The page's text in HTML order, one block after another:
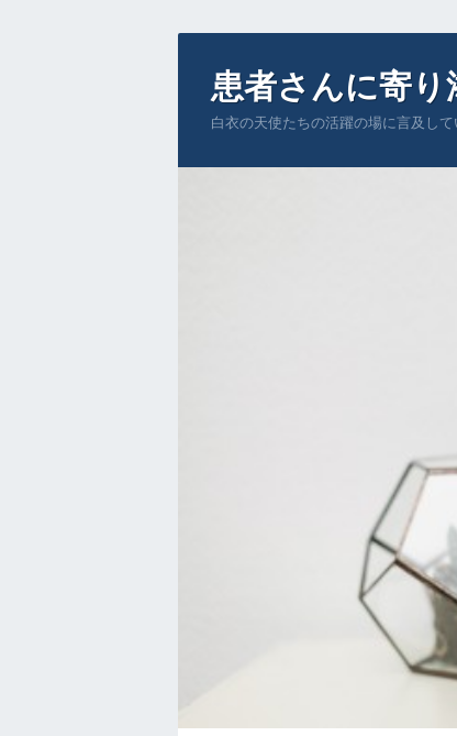
患者さんに寄
白衣の天使たちの活躍の場に言及して